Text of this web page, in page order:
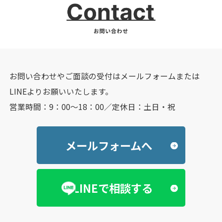
お問い合わせやご面談の受付はメールフォームまたは
LINEよりお願いいたします。
営業時間：9：00～18：00／定休日：土日・祝
メールフォームへ
LINEで相談する